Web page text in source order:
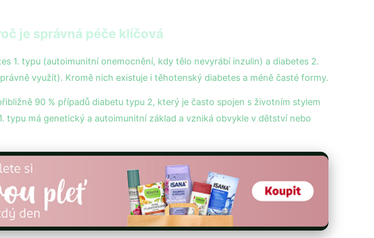
je správná péče klíčová
1. typu (autoimunitní onemocnění, kdy tělo nevyrábí inzulin) a diabetes 2.
využít). Kromě nich existuje i těhotenský diabetes a méně časté formy.
90 % případů diabetu typu 2, který je často spojen s životním stylem
typu má genetický a autoimunitní základ a vzniká obvykle v dětství nebo